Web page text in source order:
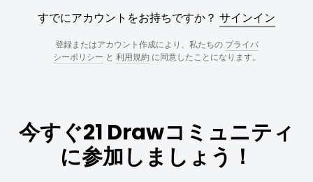
すでにアカウントをお持ちですか？ サインイン
登録またはアカウント作成により、私たちの プライバ
シーポリシー と 利用規約 に同意したことになります。
今すぐ21 Drawコミュニティ
に参加しましょう！